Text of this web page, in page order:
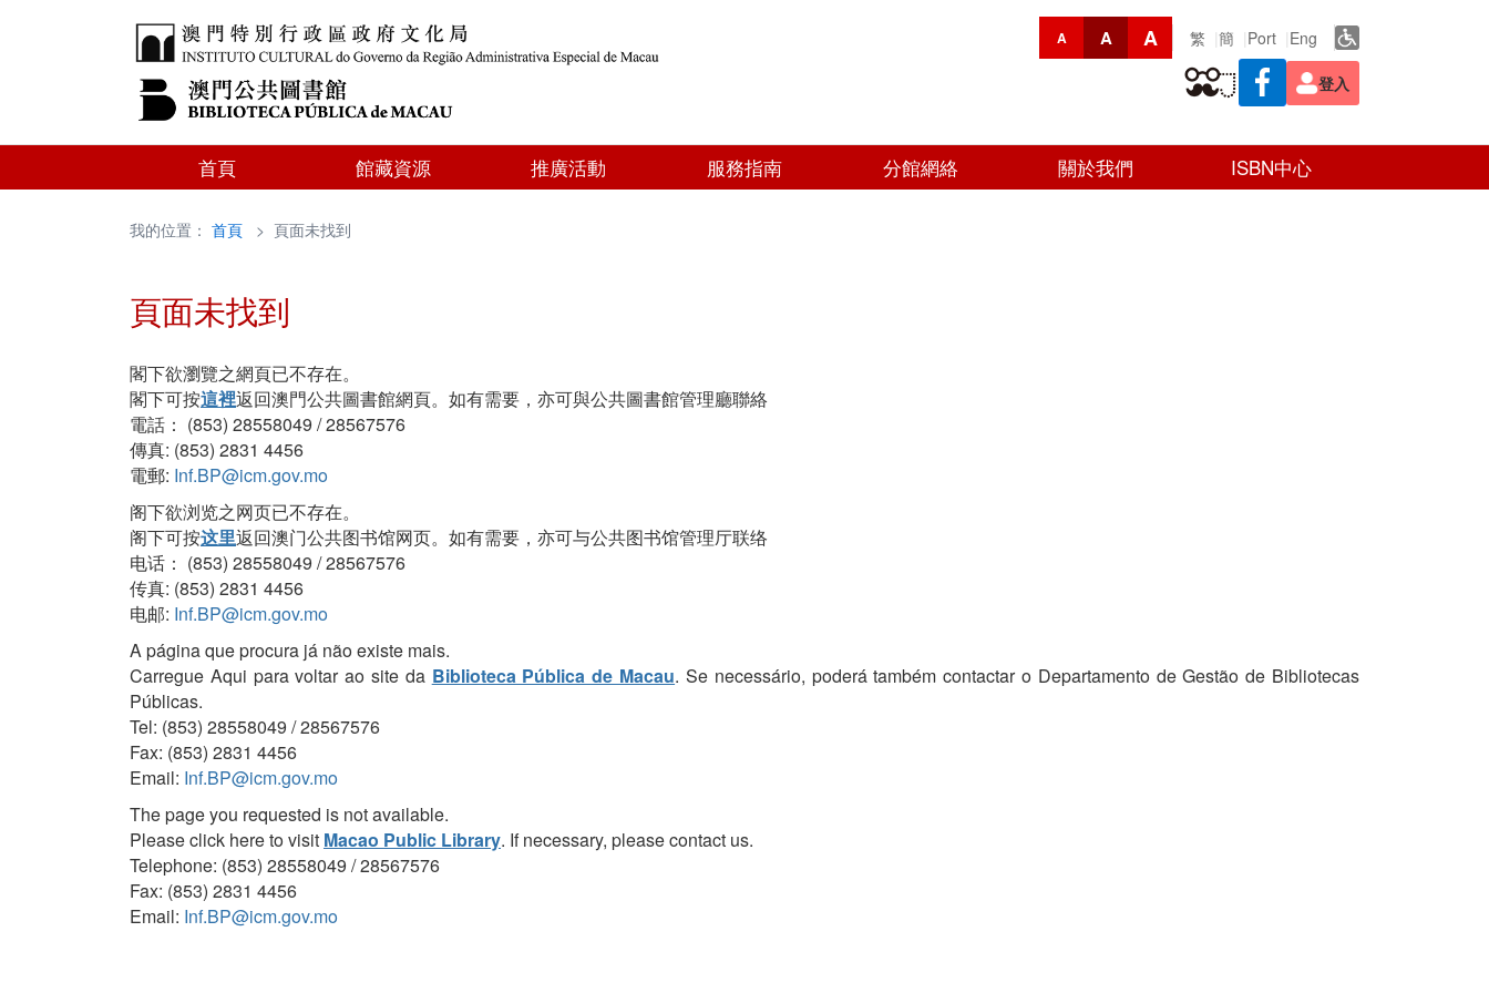
A A A 繁 簡 Port Eng
登入
首頁 館藏資源 推廣活動 服務指南 分館網絡 關於我們 ISBN中心
我的位置： 首頁 > 頁面未找到
頁面未找到
閣下欲瀏覽之網頁已不存在。
閣下可按這裡返回澳門公共圖書館網頁。如有需要，亦可與公共圖書館管理廳聯絡
電話： (853) 28558049 / 28567576
傳真: (853) 2831 4456
電郵: Inf.BP@icm.gov.mo
阁下欲浏览之网页已不存在。
阁下可按这里返回澳门公共图书馆网页。如有需要，亦可与公共图书馆管理厅联络
电话： (853) 28558049 / 28567576
传真: (853) 2831 4456
电邮: Inf.BP@icm.gov.mo
A página que procura já não existe mais.
Carregue Aqui para voltar ao site da Biblioteca Pública de Macau. Se necessário, poderá também contactar o Departamento de Gestão de Bibliotecas
Públicas.
Tel: (853) 28558049 / 28567576
Fax: (853) 2831 4456
Email: Inf.BP@icm.gov.mo
The page you requested is not available.
Please click here to visit Macao Public Library. If necessary, please contact us.
Telephone: (853) 28558049 / 28567576
Fax: (853) 2831 4456
Email: Inf.BP@icm.gov.mo